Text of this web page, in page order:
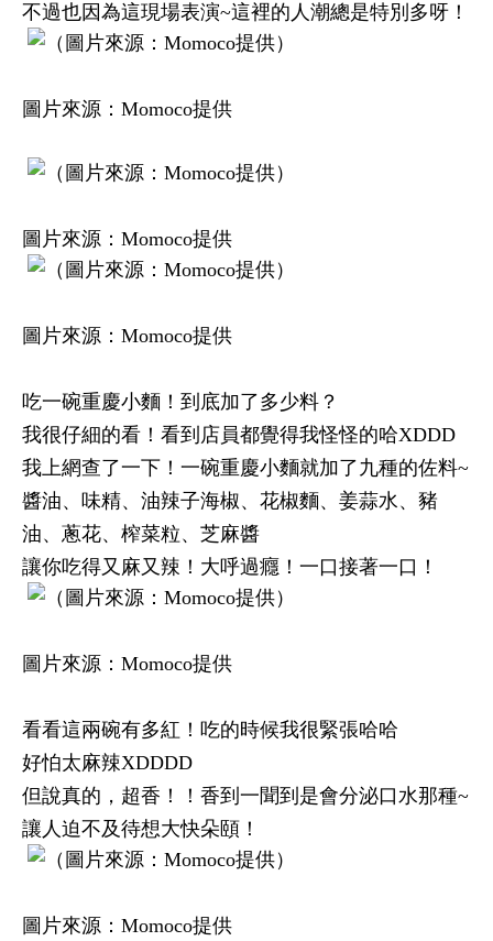
不過也因為這現場表演~這裡的人潮總是特別多呀！
圖片來源：Momoco提供
圖片來源：Momoco提供
圖片來源：Momoco提供
吃一碗重慶小麵！到底加了多少料？
我很仔細的看！看到店員都覺得我怪怪的哈XDDD
我上網查了一下！一碗重慶小麵就加了九種的佐料~
醬油、味精、油辣子海椒、花椒麵、姜蒜水、豬
油、蔥花、榨菜粒、芝麻醬
讓你吃得又麻又辣！大呼過癮！一口接著一口！
圖片來源：Momoco提供
看看這兩碗有多紅！吃的時候我很緊張哈哈
好怕太麻辣XDDDD
但說真的，超香！！香到一聞到是會分泌口水那種~
讓人迫不及待想大快朵頤！
圖片來源：Momoco提供